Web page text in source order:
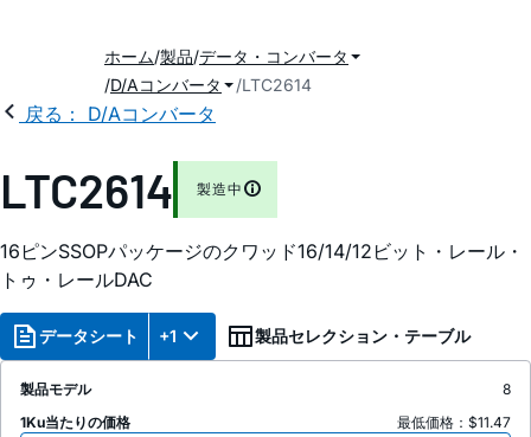
ホーム 製品 データ・コンバータ
D/Aコンバータ
LTC2614
戻る： D/Aコンバータ
LTC2614 製造中
16ピンSSOPパッケージのクワッド16/14/12ビット・レール・
トゥ・レールDAC
データシート +1 製品セレクション・テーブル
製品モデル
8
1Ku当たりの価格
最低価格：$11.47